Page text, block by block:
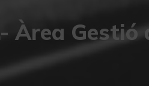
Àrea Gestió